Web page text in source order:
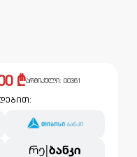
₾არტიკული: 00361